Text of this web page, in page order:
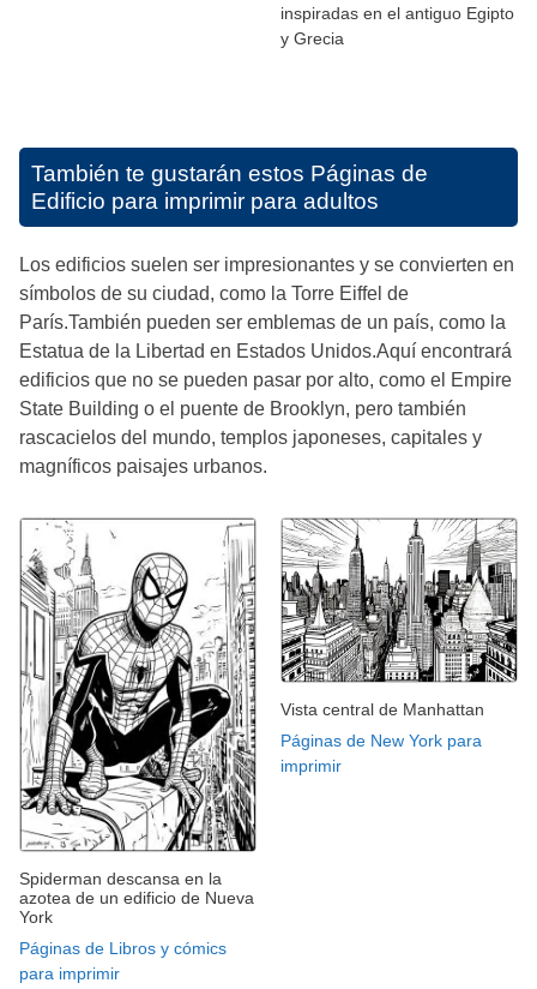
inspiradas en el antiguo Egipto
y Grecia
También te gustarán estos Páginas de
Edificio para imprimir para adultos
Los edificios suelen ser impresionantes y se convierten en
símbolos de su ciudad, como la Torre Eiffel de
París.También pueden ser emblemas de un país, como la
Estatua de la Libertad en Estados Unidos.Aquí encontrará
edificios que no se pueden pasar por alto, como el Empire
State Building o el puente de Brooklyn, pero también
rascacielos del mundo, templos japoneses, capitales y
magníficos paisajes urbanos.
Spiderman descansa en la
azotea de un edificio de Nueva
York
Páginas de Libros y cómics
para imprimir
Vista central de Manhattan
Páginas de New York para
imprimir